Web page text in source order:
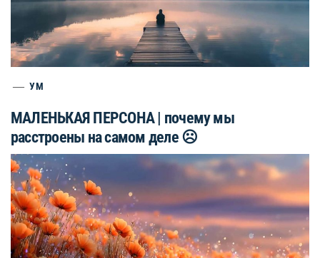
УМ
МАЛЕНЬКАЯ ПЕРСОНА | почему мы
расстроены на самом деле ☹️